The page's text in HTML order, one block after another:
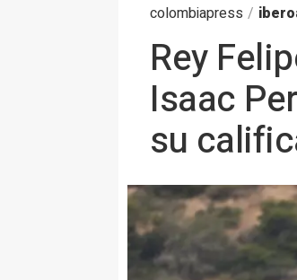
colombiapress /
Rey
Isaac
su